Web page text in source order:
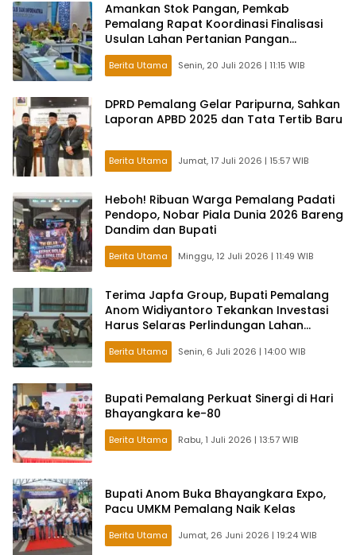
Amankan Stok Pangan, Pemkab
Pemalang Rapat Koordinasi Finalisasi
Usulan Lahan Pertanian Pangan
Berkelanjutan
Berita Utama Senin, 20 Juli 2026 | 11:15 WIB
DPRD Pemalang Gelar Paripurna, Sahkan
Laporan APBD 2025 dan Tata Tertib Baru
Berita Utama Jumat, 17 Juli 2026 | 15:57 WIB
Heboh! Ribuan Warga Pemalang Padati
Pendopo, Nobar Piala Dunia 2026 Bareng
Dandim dan Bupati
Berita Utama Minggu, 12 Juli 2026 | 11:49 WIB
Terima Japfa Group, Bupati Pemalang
Anom Widiyantoro Tekankan Investasi
Harus Selaras Perlindungan Lahan
Pertanian
Berita Utama Senin, 6 Juli 2026 | 14:00 WIB
Bupati Pemalang Perkuat Sinergi di Hari
Bhayangkara ke-80
Berita Utama Rabu, 1 Juli 2026 | 13:57 WIB
Bupati Anom Buka Bhayangkara Expo,
Pacu UMKM Pemalang Naik Kelas
Berita Utama Jumat, 26 Juni 2026 | 19:24 WIB